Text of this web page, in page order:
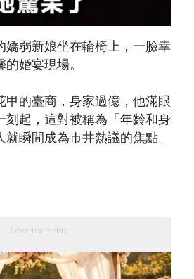
嬌弱新娘坐在輪椅上，一臉幸
婚宴現場。
甲的臺商，身家過億，他滿眼
刻起，這對被稱為「年齡和身
瞬間成為市井熱議的焦點。
Advertisements